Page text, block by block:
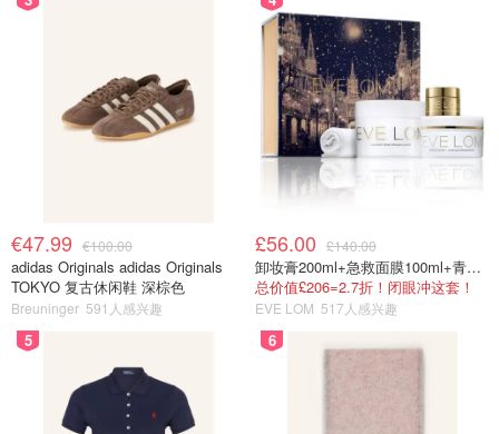
€47.99 €100.00
adidas Originals adidas Originals
TOKYO 复古休闲鞋 深棕色
Breuninger 591人感兴趣
£56.00 £140.00
卸妆膏200ml+急救面膜100ml+青春面霜15ml
总价值£206=2.7折！闭眼冲这套！
EVE LOM 517人感兴趣
5 6